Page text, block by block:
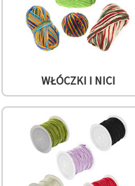
WŁÓCZKI I NICI